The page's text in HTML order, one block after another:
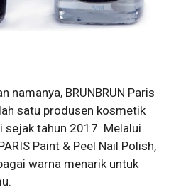
namanya, BRUNBRUN Paris
satu produsen kosmetik
sejak tahun 2017. Melalui
Paint & Peel Nail Polish,
warna menarik untuk